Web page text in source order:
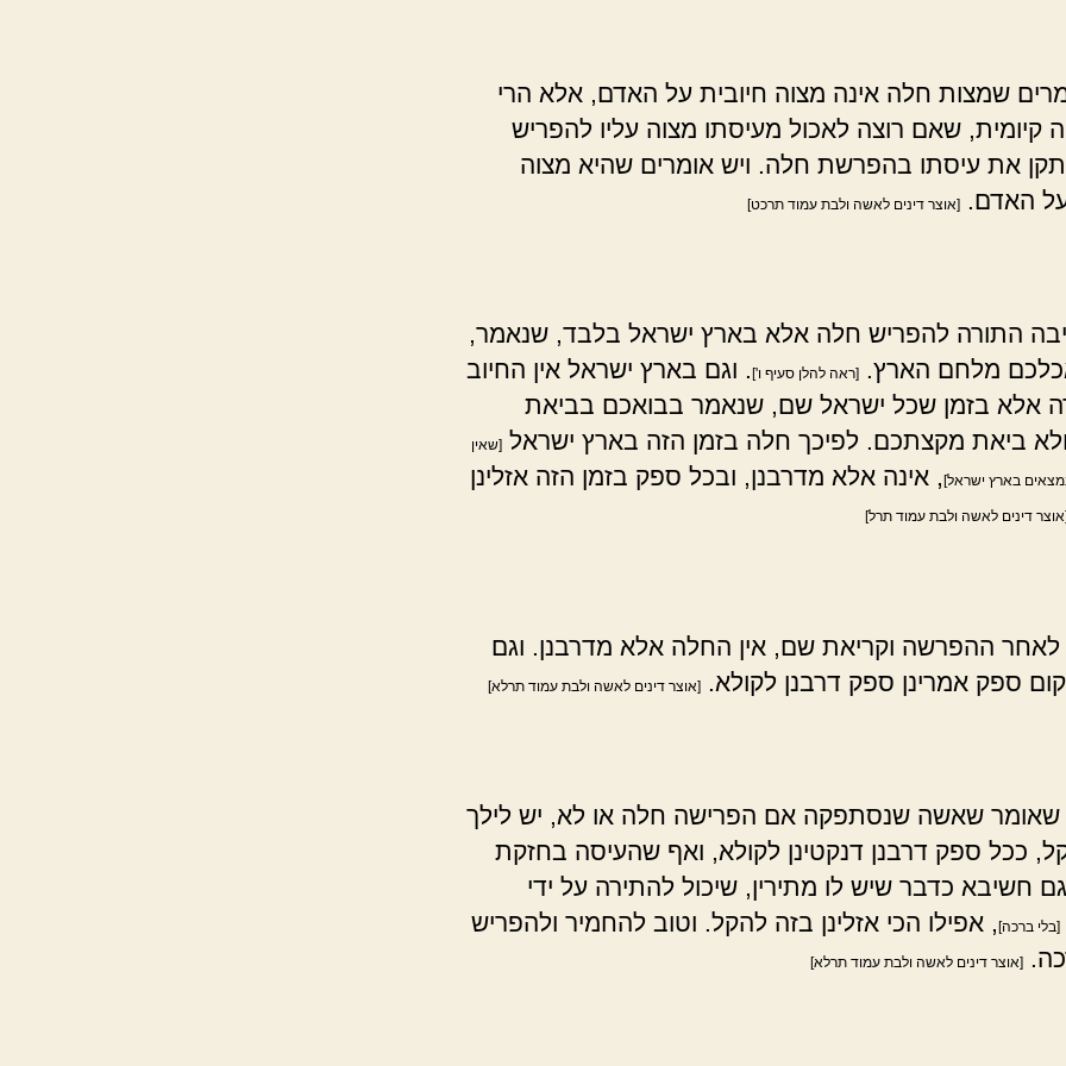
שמצות חלה אינה מצוה חיובית על האדם, אלא הרי
קיומית, שאם רוצה לאכול מעיסתו מצוה עליו להפריש
את עיסתו בהפרשת חלה. ויש אומרים שהיא מצוה
האדם.
[אוצר דינים לאשה ולבת עמוד תרכט]
התורה להפריש חלה אלא בארץ ישראל בלבד, שנאמר,
מלחם הארץ.
[ראה להלן סעיף ו'] . וגם בארץ ישראל אין החיוב
אלא בזמן שכל ישראל שם, שנאמר בבואכם בביאת
ביאת מקצתכם. לפיכך חלה בזמן הזה בארץ ישראל [שאין
בארץ ישראל] , אינה אלא מדרבנן, ובכל ספק בזמן הזה אזלינן
דינים לאשה ולבת עמוד תרל]
לאחר ההפרשה וקריאת שם, אין החלה אלא מדרבנן. וגם
ספק אמרינן ספק דרבנן לקולא.
[אוצר דינים לאשה ולבת עמוד תרלא]
שאומר שאשה שנסתפקה אם הפרישה חלה או לא, יש לילך
ככל ספק דרבנן דנקטינן לקולא, ואף שהעיסה בחזקת
חשיבא כדבר שיש לו מתירין, שיכול להתירה על ידי
[בלי ברכה] , אפילו הכי אזלינן בזה להקל. וטוב להחמיר ולהפריש
[אוצר דינים לאשה ולבת עמוד תרלא]